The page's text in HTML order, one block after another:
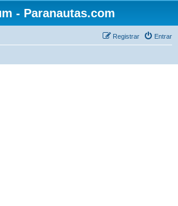
- Paranautas.com
Entrar
Registrar